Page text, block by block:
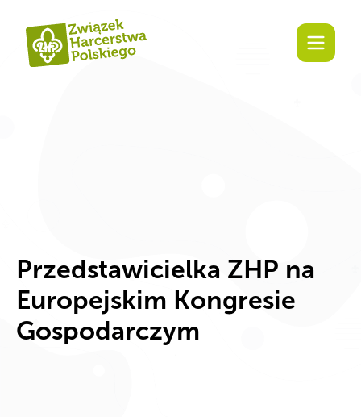
Przedstawicielka ZHP na
Europejskim Kongresie
Gospodarczym